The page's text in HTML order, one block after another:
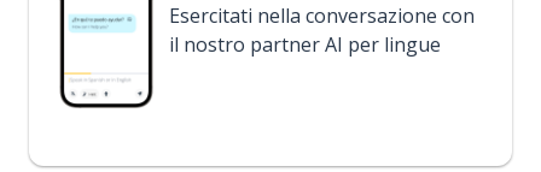
Esercitati nella conversazione con
il nostro partner AI per lingue